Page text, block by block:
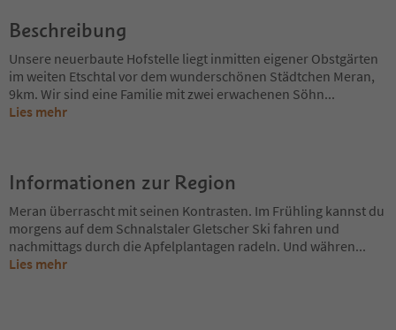
Beschreibung
Unsere neuerbaute Hofstelle liegt inmitten eigener Obstgärten
im weiten Etschtal vor dem wunderschönen Städtchen Meran,
9km. Wir sind eine Familie mit zwei erwachenen Söhn...
Lies mehr
Informationen zur Region
Meran überrascht mit seinen Kontrasten. Im Frühling kannst du
morgens auf dem Schnalstaler Gletscher Ski fahren und
nachmittags durch die Apfelplantagen radeln. Und währen...
Lies mehr